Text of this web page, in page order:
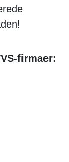
firmaer: